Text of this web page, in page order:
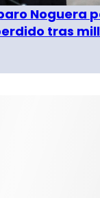
Noguera
tras